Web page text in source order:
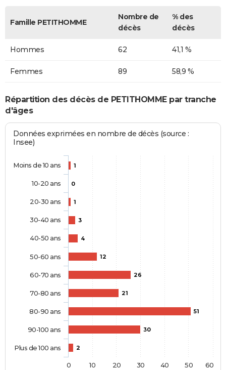
Famille PETITHOMME
Nombre de
décès
% des
décès
Hommes 62 41,1 %
Femmes 89 58,9 %
Répartition des décès de PETITHOMME par tranche
d'âges
Données exprimées en nombre de décès (source :
Insee)
1
0
1
3
4
12
26
21
51
30
2
Moins de 10 ans
10-20 ans
20-30 ans
30-40 ans
40-50 ans
50-60 ans
60-70 ans
70-80 ans
80-90 ans
90-100 ans
Plus de 100 ans
0 10 20 30 40 50 60